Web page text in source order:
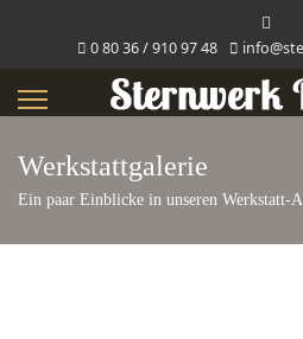
0 80 36 / 910 97 48
Werkstattgalerie
Ein paar Einblicke in unseren Werkstatt-